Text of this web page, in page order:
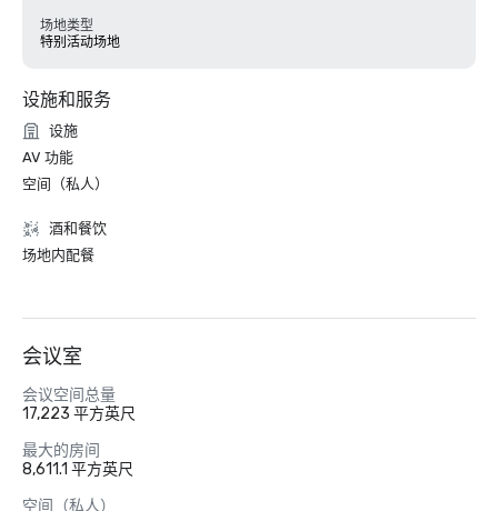
场地类型
特别活动场地
设施和服务
设施
AV 功能
空间（私人）
酒和餐饮
场地内配餐
会议室
会议空间总量
17,223 平方英尺
最大的房间
8,611.1 平方英尺
空间（私人）